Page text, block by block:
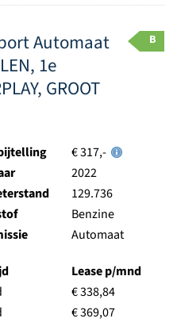
Automaat
1e
GROOT
B
€ 317,-
2022
129.736
Benzine
Automaat
Lease p/mnd
€ 338,84
€ 369,07